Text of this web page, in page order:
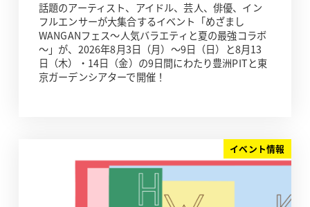
話題のアーティスト、アイドル、芸人、俳優、イン
フルエンサーが大集合するイベント「めざまし
WANGANフェス～人気バラエティと夏の最強コラボ
～」が、2026年8月3日（月）～9日（日）と8月13
日（木）・14日（金）の9日間にわたり豊洲PITと東
京ガーデンシアターで開催！
イベント情報